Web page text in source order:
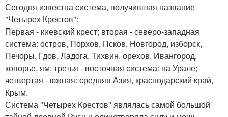
Сегодня известна система, получившая название
"Четырех Крестов":
Первая - киевский крест; вторая - северо-западная
система: остров, Порхов, Псков, Новгород, изборск,
Печоры, Гдов, Ладога, Тихвин, орехов, Ивангород,
копорье, ям; третья - восточная система: на Урале;
четвертая - южная: средняя Азия, краснодарский край,
Крым.
Система "Четырех Крестов" являлась самой большой